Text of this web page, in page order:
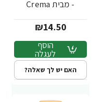
- מבית Crema
₪14.50
הוסף
לעגלה
האם יש לך שאלה?